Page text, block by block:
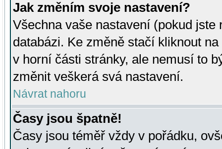
Jak změním svoje nastavení?
Všechna vaše nastavení (pokud
databázi. Ke změně stačí kliknout
v horní části stránky, ale nemusí to
změnit veškerá svá nastavení.
Návrat nahoru
Časy jsou špatně!
Časy jsou téměř vždy v pořádku,